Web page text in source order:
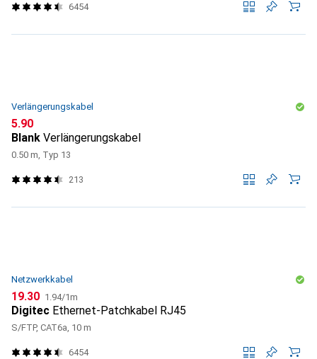
6454
Verlängerungskabel
CHF
5.90
Blank Verlängerungskabel
0.50 m, Typ 13
213
Netzwerkkabel
CHF
19.30 CHF
1.94/1m
Digitec Ethernet-Patchkabel RJ45
S/FTP, CAT6a, 10 m
6454